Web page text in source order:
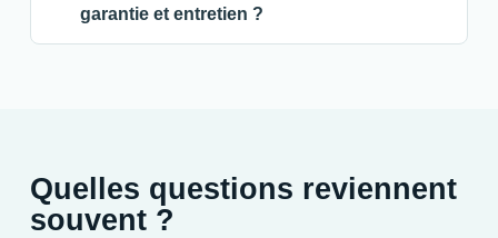
garantie et entretien ?
Quelles questions reviennent
souvent ?